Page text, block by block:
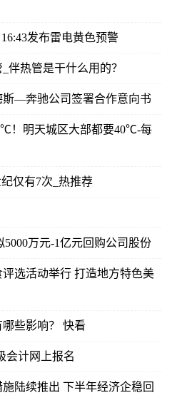
发布雷电黄色预警
伴热管是干什么用的？
斯—奔驰公司签署合作意向书
！明天城区大部都要40℃-每
仅有7次_热推荐
5000万元-1亿元回购公司股份
选活动举行 打造地方特色美
些影响？ 快看
会计网上报名
陆续推出 下半年经济企稳回